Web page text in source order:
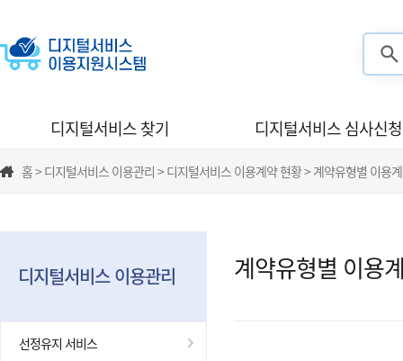
디지털서비스 찾기 디지털서비스 심사신청
홈 > 디지털서비스 이용관리 > 디지털서비스 이용계약 현황 > 계약유형별 이용
디지털서비스 이용관리
선정유지 서비스
계약유형별 이용